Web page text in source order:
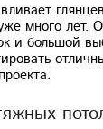
много лет.
и большой